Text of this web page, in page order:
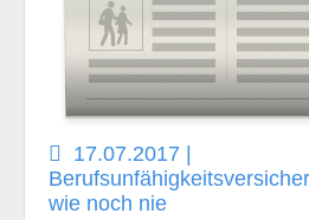
17.07.2017 |
wie noch nie